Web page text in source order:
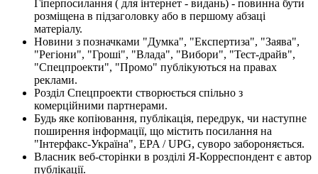
Гіперпосилання ( для інтернет - видань) - повинна бути
розміщена в підзаголовку або в першому абзаці
матеріалу.
Новини з позначками "Думка", "Експертиза", "Заява",
"Регіони", "Гроші", "Влада", "Вибори", "Тест-драйв",
"Спецпроекти", "Промо" публікуються на правах
реклами.
Розділ Спецпроекти створюється спільно з
комерційними партнерами.
Будь яке копіювання, публікація, передрук, чи наступне
поширення інформації, що містить посилання на
"Інтерфакс-Україна", EPA / UPG, суворо забороняється.
Власник веб-сторінки в розділі Я-Корреспондент є автор
публікації.